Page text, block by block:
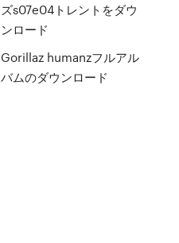
ズs07e04トレントをダウ
ンロード
Gorillaz humanzフルアル
バムのダウンロード